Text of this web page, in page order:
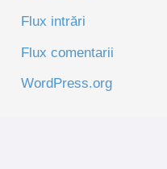
Flux intrări
Flux comentarii
WordPress.org